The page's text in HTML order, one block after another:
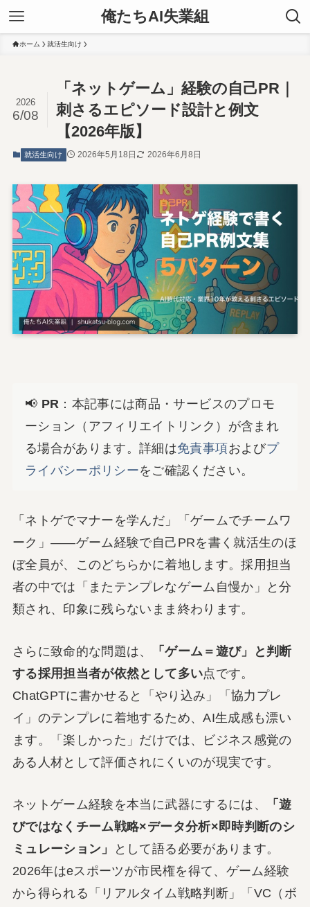
俺たちAI失業組
ホーム 就活生向け
「ネットゲーム」経験の自己PR｜
刺さるエピソード設計と例文
【2026年版】
2026
6/08
就活生向け 2026年5月18日 2026年6月8日
📢 PR ：本記事には商品・サービスのプロモ
ーション（アフィリエイトリンク）が含まれ
る場合があります。詳細は免責事項およびプ
ライバシーポリシーをご確認ください。
「ネトゲでマナーを学んだ」「ゲームでチームワ
ーク」――ゲーム経験で自己PRを書く就活生のほ
ぼ全員が、このどちらかに着地します。採用担当
者の中では「またテンプレなゲーム自慢か」と分
類され、印象に残らないまま終わります。
さらに致命的な問題は、
「ゲーム＝遊び」と判断
する採用担当者が依然として多い点です。
ChatGPTに書かせると「やり込み」「協力プレ
イ」のテンプレに着地するため、AI生成感も漂い
ます。「楽しかった」だけでは、ビジネス感覚の
ある人材として評価されにくいのが現実です。
ネットゲーム経験を本当に武器にするには、
「遊
びではなくチーム戦略×データ分析×即時判断のシ
ミュレーション」
として語る必要があります。
2026年はeスポーツが市民権を得て、ゲーム経験
から得られる「リアルタイム戦略判断」「VC（ボ